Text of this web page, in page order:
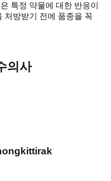
특정 약물에 대한 반응이
처방받기 전에 품종을 꼭
의사